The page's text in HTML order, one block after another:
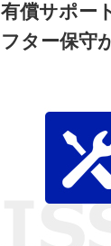
有償サポー
フター保守